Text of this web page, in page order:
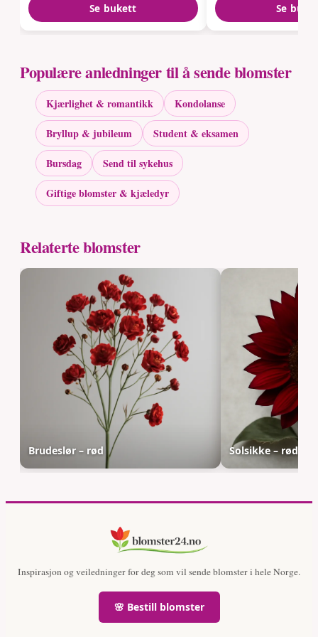
Se bukett Se
Populære anledninger til å sende blomster
Kjærlighet & romantikk
Kondolanse
Bryllup & jubileum
Student & eksamen
Bursdag
Send til sykehus
Giftige blomster & kjæledyr
Relaterte blomster
Brudeslør – rød Solsikke – rød
Inspirasjon og veiledninger for deg som vil sende blomster i hele Norge.
🌸 Bestill blomster